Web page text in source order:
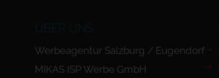
ÜBER UNS
Werbeagentur Salzburg / Eugendorf
MIKAS ISP Werbe GmbH